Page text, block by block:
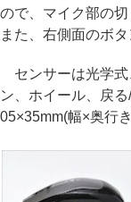
ので、マイク部の
また、右側面のボ
センサーは光学式
ン、ホイール、戻
05×35mm(幅×奥行